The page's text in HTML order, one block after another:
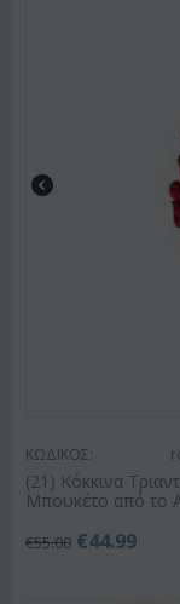
ΚΩΔΙΚΟΣ:
(21) Κόκκινα
Μπουκέτο από το
€55.00 €44.99